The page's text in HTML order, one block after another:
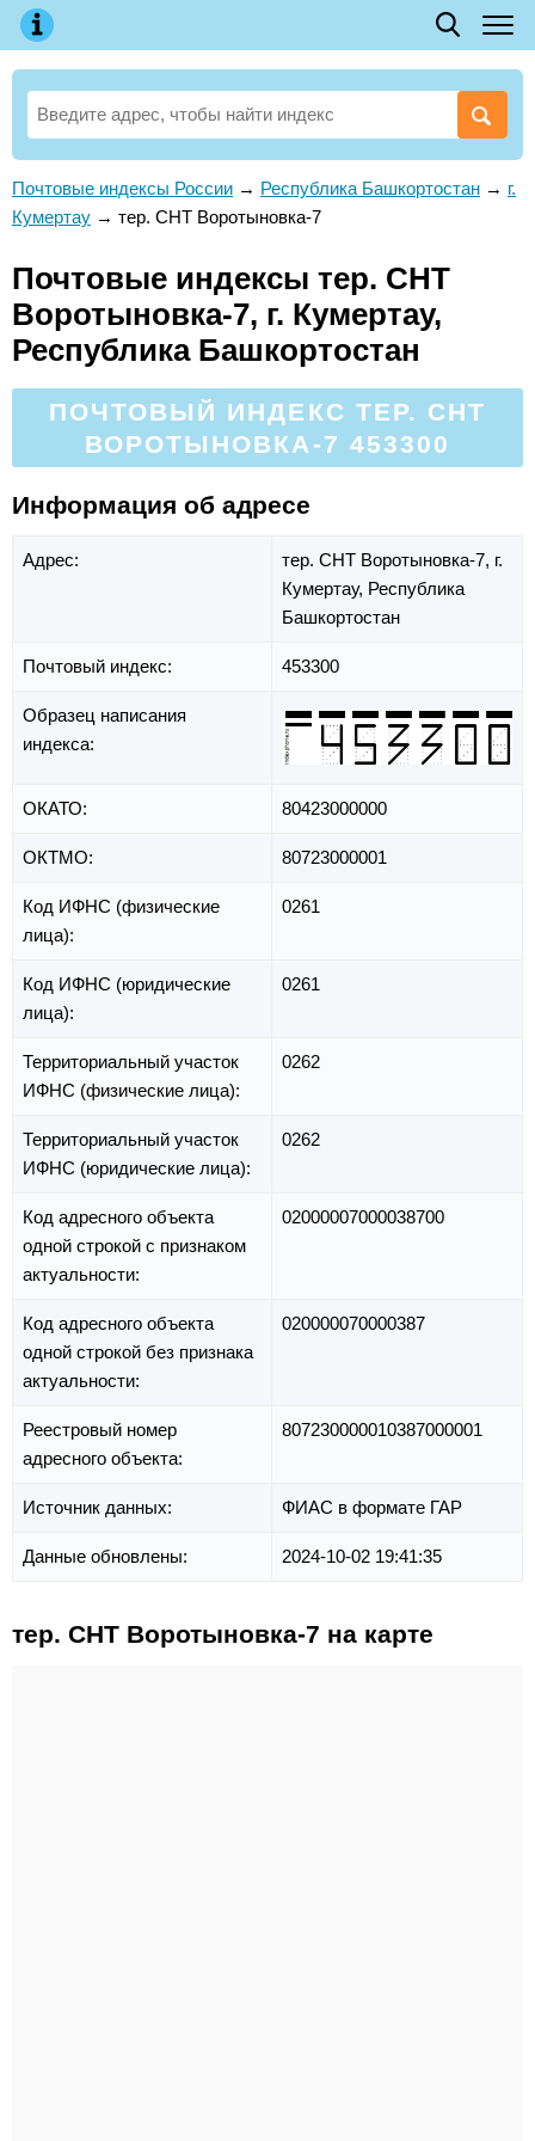
Почтовые индексы России → Республика Башкортостан → г.
Кумертау → тер. СНТ Воротыновка-7
Почтовые индексы тер. СНТ
Воротыновка-7, г. Кумертау,
Республика Башкортостан
ПОЧТОВЫЙ ИНДЕКС ТЕР. СНТ
ВОРОТЫНОВКА-7 453300
Информация об адресе
Адрес: тер. СНТ Воротыновка-7, г.
Кумертау, Республика
Башкортостан
Почтовый индекс: 453300
Образец написания
индекса:
ОКАТО: 80423000000
ОКТМО: 80723000001
Код ИФНС (физические
лица):
0261
Код ИФНС (юридические
лица):
0261
Территориальный участок
ИФНС (физические лица):
0262
Территориальный участок
ИФНС (юридические лица):
0262
Код адресного объекта
одной строкой с признаком
актуальности:
02000007000038700
Код адресного объекта
одной строкой без признака
актуальности:
020000070000387
Реестровый номер
адресного объекта:
807230000010387000001
Источник данных: ФИАС в формате ГАР
Данные обновлены: 2024-10-02 19:41:35
тер. СНТ Воротыновка-7 на карте